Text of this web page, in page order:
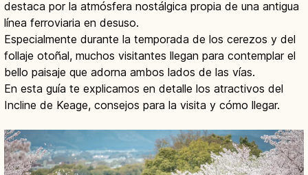
destaca por la atmósfera nostálgica propia de una antigua
línea ferroviaria en desuso.
Especialmente durante la temporada de los cerezos y del
follaje otoñal, muchos visitantes llegan para contemplar el
bello paisaje que adorna ambos lados de las vías.
En esta guía te explicamos en detalle los atractivos del
Incline de Keage, consejos para la visita y cómo llegar.